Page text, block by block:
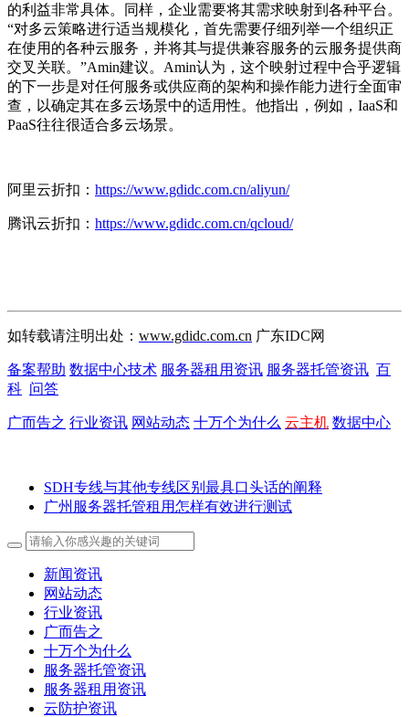
的利益非常具体。同样，企业需要将其需求映射到各种平台。
“对多云策略进行适当规模化，首先需要仔细列举一个组织正
在使用的各种云服务，并将其与提供兼容服务的云服务提供商
交叉关联。”Amin建议。Amin认为，这个映射过程中合乎逻辑
的下一步是对任何服务或供应商的架构和操作能力进行全面审
查，以确定其在多云场景中的适用性。他指出，例如，IaaS和
PaaS往往很适合多云场景。
阿里云折扣： https://www.gdidc.com.cn/aliyun/
腾讯云折扣： https://www.gdidc.com.cn/qcloud/
如转载请注明出处： www.gdidc.com.cn 广东IDC网
备案帮助 数据中心技术 服务器租用资讯 服务器托管资讯 百
科 问答
广而告之 行业资讯 网站动态 十万个为什么 云主机 数据中心
SDH专线与其他专线区别最具口头话的阐释
广州服务器托管租用怎样有效进行测试
新闻资讯
网站动态
行业资讯
广而告之
十万个为什么
服务器托管资讯
服务器租用资讯
云防护资讯